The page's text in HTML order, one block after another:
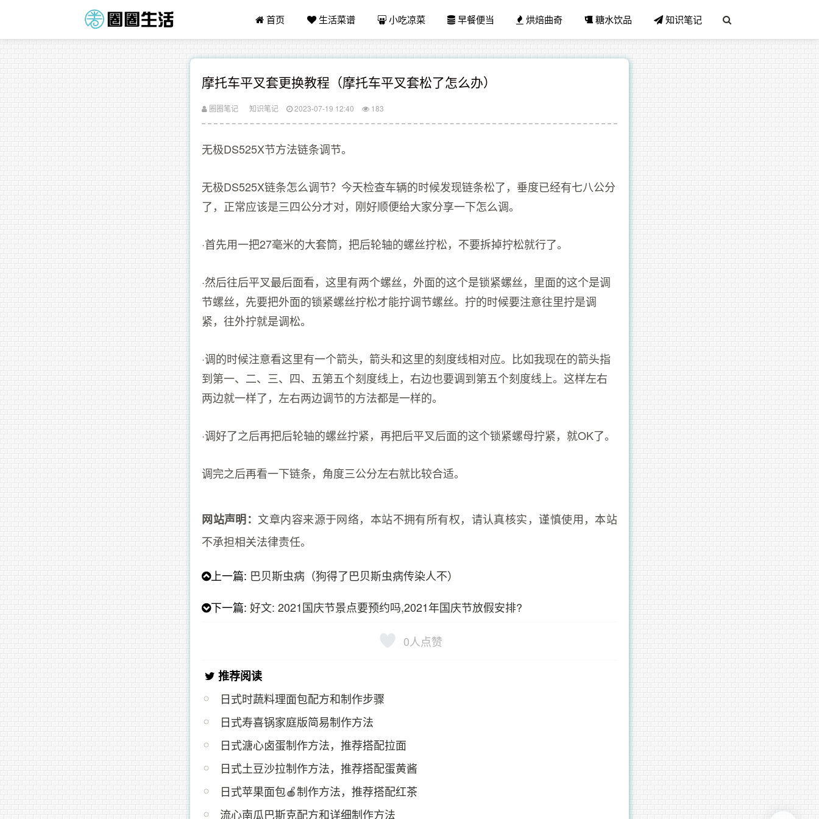
首页 生活菜谱 小吃凉菜 早餐便当 烘焙曲奇 糖水饮品 知识笔记
摩托车平叉套更换教程（摩托车平叉套松了怎么办）
圈圈笔记 知识笔记 2023-07-19 12:40 183
无极DS525X节方法链条调节。
无极DS525X链条怎么调节？今天检查车辆的时候发现链条松了，垂度已经有七八公分
了，正常应该是三四公分才对，刚好顺便给大家分享一下怎么调。
·首先用一把27毫米的大套筒，把后轮轴的螺丝拧松，不要拆掉拧松就行了。
·然后往后平叉最后面看，这里有两个螺丝，外面的这个是锁紧螺丝，里面的这个是调
节螺丝，先要把外面的锁紧螺丝拧松才能拧调节螺丝。拧的时候要注意往里拧是调
紧，往外拧就是调松。
·调的时候注意看这里有一个箭头，箭头和这里的刻度线相对应。比如我现在的箭头指
到第一、二、三、四、五第五个刻度线上，右边也要调到第五个刻度线上。这样左右
两边就一样了，左右两边调节的方法都是一样的。
·调好了之后再把后轮轴的螺丝拧紧，再把后平叉后面的这个锁紧螺母拧紧，就OK了。
调完之后再看一下链条，角度三公分左右就比较合适。
网站声明：文章内容来源于网络，本站不拥有所有权，请认真核实，谨慎使用，本站
不承担相关法律责任。
上一篇: 巴贝斯虫病（狗得了巴贝斯虫病传染人不）
下一篇:好文: 2021国庆节景点要预约吗,2021年国庆节放假安排?
0人点赞
推荐阅读
日式时蔬料理面包配方和制作步骤
日式寿喜锅家庭版简易制作方法
日式溏心卤蛋制作方法，推荐搭配拉面
日式土豆沙拉制作方法，推荐搭配蛋黄酱
日式苹果面包🍎制作方法，推荐搭配红茶
流心南瓜巴斯克配方和详细制作方法